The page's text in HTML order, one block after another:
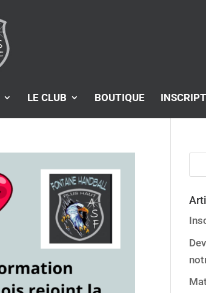
LE CLUB BOUTIQUE